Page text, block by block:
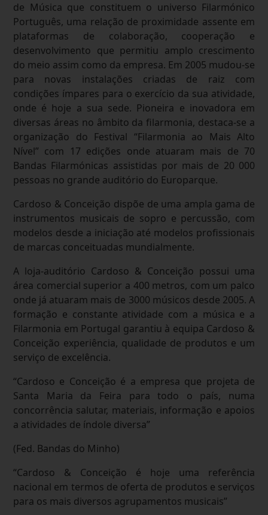
de Música que constituem o universo Filarmónico
Português, uma relação de proximidade assente em
plataformas de colaboração, cooperação e
desenvolvimento que permitiu amplo crescimento
do meio assim como da empresa. Em 2005 mudou-se
para novas instalações criadas de raiz com
condições ímpares para o exercício da sua atividade,
onde é hoje a sua sede. Pioneira e inovadora em
diversas áreas no âmbito da filarmonia, destaca-se a
organização do Festival “Filarmonia ao Mais Alto
Nível” com 17 edições onde atuaram mais de 70
Bandas Filarmónicas assistidas por mais de 20 000
pessoas no grande auditório do Europarque.
Cardoso & Conceição dispõe de uma ampla gama de
instrumentos musicais de sopro e percussão, com
modelos desde a iniciação até modelos profissionais
de marcas conceituadas mundialmente.
A loja-auditório Cardoso & Conceição possui uma
área comercial superior a 400 metros, com um palco
onde já atuaram mais de 3000 músicos desde 2005. A
formação e constante atividade com a música e a
Filarmonia em Portugal garantiu à equipa Cardoso &
Conceição experiência, qualidade de produtos e um
serviço de excelência.
“Cardoso e Conceição é a empresa que projeta de
Santa Maria da Feira para todo o país, numa
concorrência salutar, materiais, informação e apoios
a atividades de índole diversa”
(Fed. Bandas do Minho)
“Cardoso & Conceição é hoje uma referência
nacional em termos de oferta de produtos e serviços
para os mais diversos agrupamentos musicais”